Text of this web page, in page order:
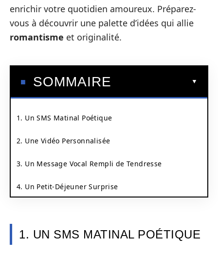
enrichir votre quotidien amoureux. Préparez-
vous à découvrir une palette d’idées qui allie
romantisme et originalité.
SOMMAIRE
1. Un SMS Matinal Poétique
2. Une Vidéo Personnalisée
3. Un Message Vocal Rempli de Tendresse
4. Un Petit-Déjeuner Surprise
1. UN SMS MATINAL POÉTIQUE